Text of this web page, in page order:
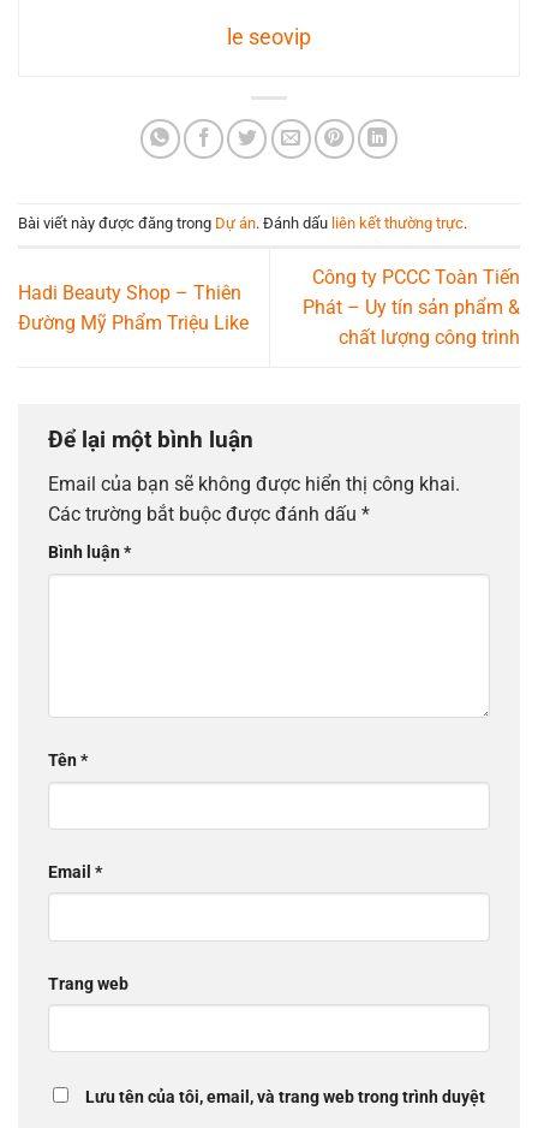
le seovip
Bài viết này được đăng trong Dự án. Đánh dấu liên kết thường trực.
Hadi Beauty Shop – Thiên
Đường Mỹ Phẩm Triệu Like
Công ty PCCC Toàn Tiến
Phát – Uy tín sản phẩm &
chất lượng công trình
Để lại một bình luận
Email của bạn sẽ không được hiển thị công khai.
Các trường bắt buộc được đánh dấu *
Bình luận*
Tên*
Email *
Trang web
Lưu tên của tôi, email, và trang web trong trình duyệt